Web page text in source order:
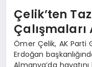
Çelik’ten
Çalışmaları
Ömer Çelik, AK Parti
Erdoğan